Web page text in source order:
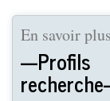
En savoir
---